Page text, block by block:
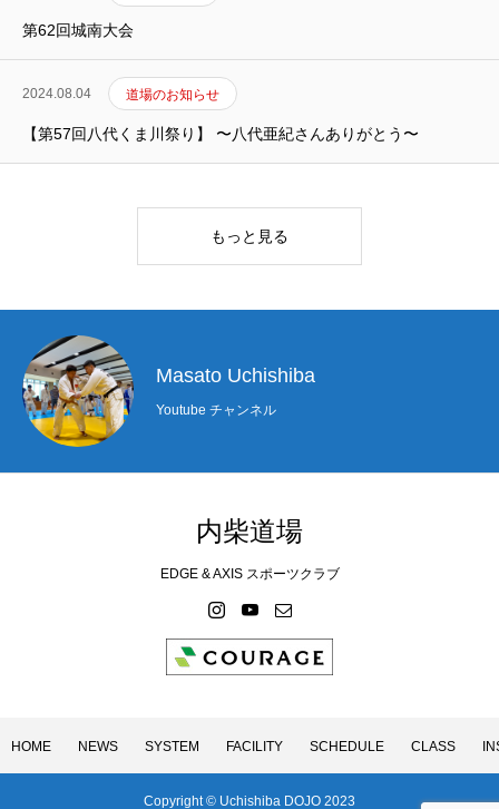
SCHEDULE
CLASS
INSTRUCTOR インストラクター
HOME NEWS
第62回城南大会
2024.08.04 道場のお知らせ
【第57回八代くま川祭り】 〜八代亜紀さんありがとう〜
もっと見る
Masato Uchishiba
Youtube チャンネル
内柴道場
EDGE & AXIS スポーツクラブ
HOME NEWS SYSTEM FACILITY SCHEDULE CLASS
Copyright © Uchishiba DOJO 2023